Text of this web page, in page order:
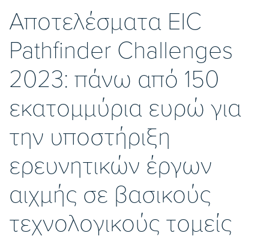
Αποτελέσματα EIC
Pathfinder Challenges
2023: πάνω από 150
εκατομμύρια ευρώ για
την υποστήριξη
ερευνητικών έργων
αιχμής σε βασικούς
τεχνολογικούς τομείς